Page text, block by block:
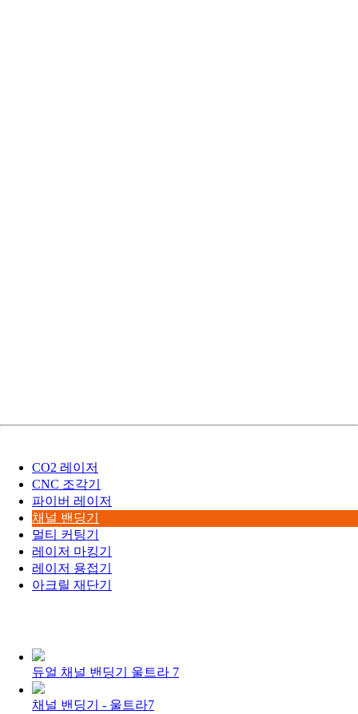
CO2 레이저
CNC 조각기
파이버 레이저
채널 밴딩기
멀티 커팅기
레이저 마킹기
레이저 용접기
아크릴 재단기
듀얼 채널 밴딩기 울트라 7
채널 밴딩기 - 울트라7